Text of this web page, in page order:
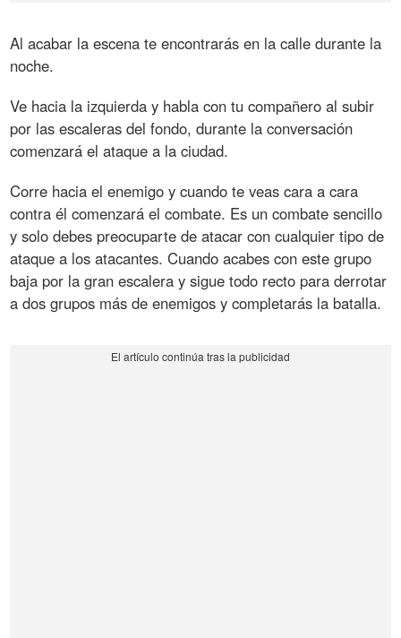
Al acabar la escena te encontrarás en la calle durante la
noche.
Ve hacia la izquierda y habla con tu compañero al subir
por las escaleras del fondo, durante la conversación
comenzará el ataque a la ciudad.
Corre hacia el enemigo y cuando te veas cara a cara
contra él comenzará el combate. Es un combate sencillo
y solo debes preocuparte de atacar con cualquier tipo de
ataque a los atacantes. Cuando acabes con este grupo
baja por la gran escalera y sigue todo recto para derrotar
a dos grupos más de enemigos y completarás la batalla.